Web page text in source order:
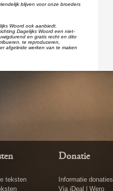
blijven voor onze broeders
Woord ook aanbiedt.
Dagelijks Woord een niet-
en gratis recht en dito
te reproduceren,
afgeleide werken van te maken
teksten
Donatie
Informatie donaties
Via iDeal | Wero